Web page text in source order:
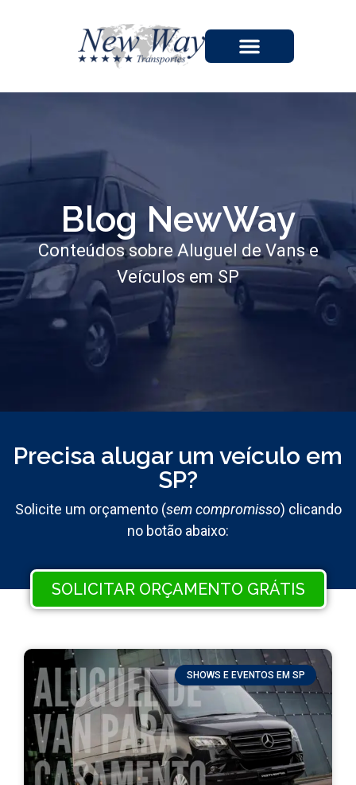
Blog NewWay
Conteúdos sobre Aluguel de Vans e
Veículos em SP
Precisa alugar um veículo em
SP?
Solicite um orçamento (sem compromisso) clicando
no botão abaixo:
SOLICITAR ORÇAMENTO GRÁTIS
SHOWS E EVENTOS EM SP